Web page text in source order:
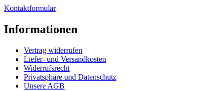
Kontaktformular
Informationen
Vertrag widerrufen
Liefer- und Versandkosten
Widerrufsrecht
Privatsphäre und Datenschutz
Unsere AGB